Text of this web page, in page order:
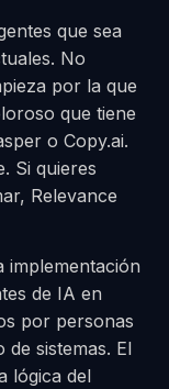
que sea
No
por la que
que tiene
o Copy.ai.
Si quieres
Relevance
implementación
de IA en
por personas
sistemas. El
lógica del